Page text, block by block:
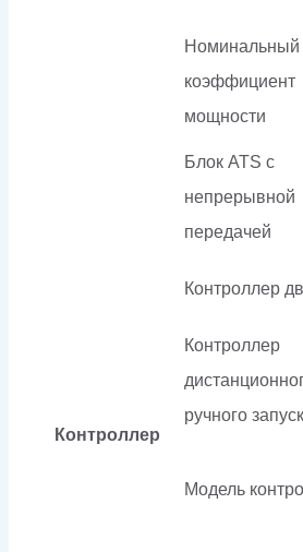
Номинальный
коэффициент
мощности
Контроллер
Блок ATS с
непрерывной
передачей
Контроллер
Контроллер
ручного
Модель